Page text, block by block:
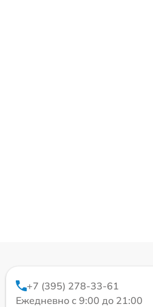
+7 (395) 278-33-61
Ежедневно с 9:00 до 21:00